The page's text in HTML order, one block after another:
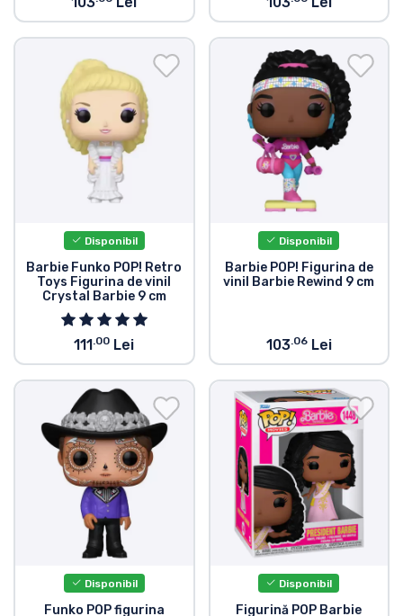
Disponibil
Barbie Funko POP! Retro
Toys Figurina de vinil
Crystal Barbie 9 cm
111.00 Lei
Disponibil
Barbie POP! Figurina de
vinil Barbie Rewind 9 cm
103.06Lei
Disponibil
Funko POP figurina
Disponibil
Figurină POP Barbie